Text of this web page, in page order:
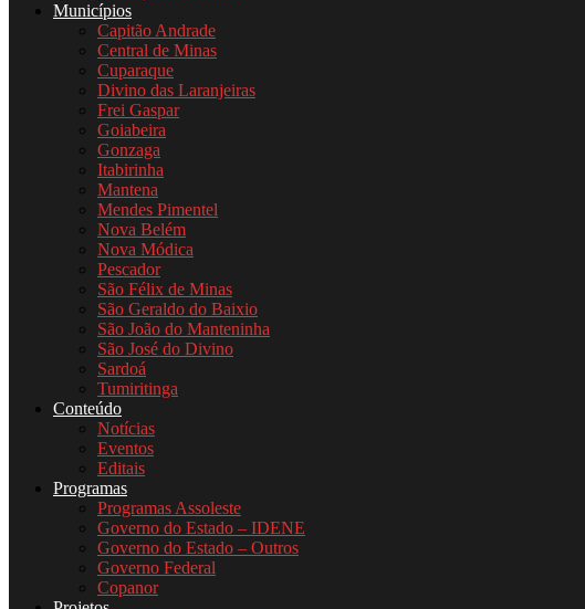
Municípios
Capitão Andrade
Central de Minas
Cuparaque
Divino das Laranjeiras
Frei Gaspar
Goiabeira
Gonzaga
Itabirinha
Mantena
Mendes Pimentel
Nova Belém
Nova Módica
Pescador
São Félix de Minas
São Geraldo do Baixio
São João do Manteninha
São José do Divino
Sardoá
Tumiritinga
Conteúdo
Notícias
Eventos
Editais
Programas
Programas Assoleste
Governo do Estado – IDENE
Governo do Estado – Outros
Governo Federal
Copanor